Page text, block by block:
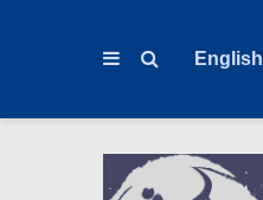
English